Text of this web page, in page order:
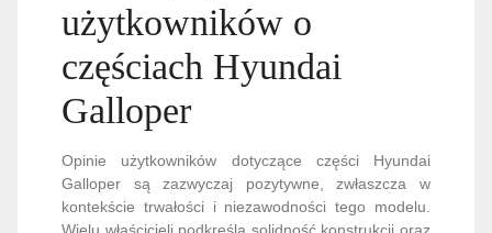
użytkowników o
częściach Hyundai
Galloper
Opinie użytkowników dotyczące części Hyundai
Galloper są zazwyczaj pozytywne, zwłaszcza w
kontekście trwałości i niezawodności tego modelu.
Wielu właścicieli podkreśla solidność konstrukcji oraz